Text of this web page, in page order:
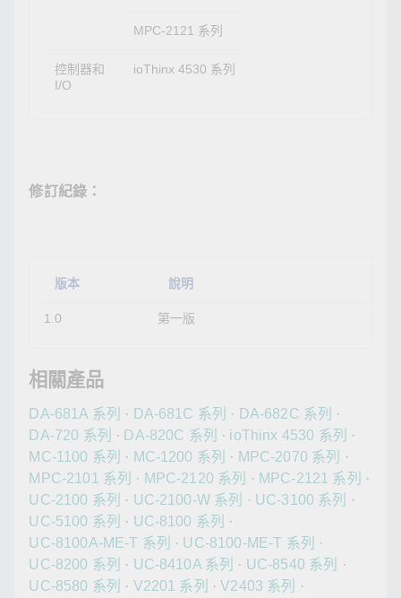
MPC-2121 系列
控制器和
I/O
ioThinx 4530 系列
修訂紀錄：
版本 說明
1.0 第一版
相關產品
DA-681A 系列 · DA-681C 系列 · DA-682C 系列
·
DA-720 系列
· DA-820C 系列 · ioThinx 4530 系列
·
MC-1100 系列
· MC-1200 系列 · MPC-2070 系列
·
MPC-2101 系列
· MPC-2120 系列 · MPC-2121 系列
·
UC-2100 系列
· UC-2100-W 系列 · UC-3100 系列
·
UC-5100 系列
· UC-8100 系列
·
UC-8100A-ME-T 系列
· UC-8100-ME-T 系列
·
UC-8200 系列
· UC-8410A 系列 · UC-8540 系列
·
UC-8580 系列
· V2201 系列 ·V2403 系列
·